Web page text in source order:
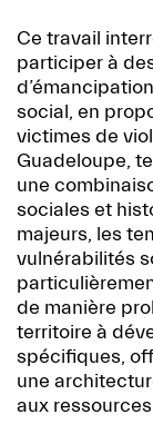
Ce travail
participer à
social, en
victimes de
Guadeloupe,
une
sociales et
majeurs, les
vulnérabilités
de manière
territoire à
spécifiques,
une
aux